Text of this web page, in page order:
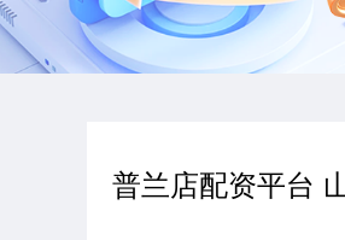
普兰店配资平台